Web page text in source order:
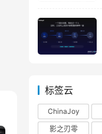
标签云
ChinaJoy
影之刃零